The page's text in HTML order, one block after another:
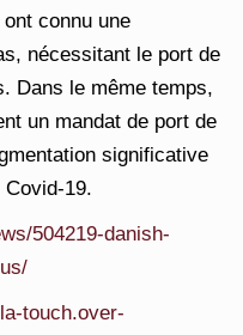
connu une
nécessitant le port de
Dans le même temps,
un mandat de port de
significative
19.
504219-danish-
touch.over-